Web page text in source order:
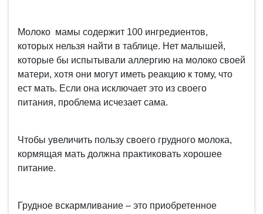
Молоко мамы содержит 100 ингредиентов,
которых нельзя найти в таблице. Нет малышей,
которые бы испытывали аллергию на молоко своей
матери, хотя они могут иметь реакцию к тому, что
ест мать. Если она исключает это из своего
питания, проблема исчезает сама.
Чтобы увеличить пользу своего грудного молока,
кормящая мать должна практиковать хорошее
питание.
Грудное вскармливание – это приобретенное